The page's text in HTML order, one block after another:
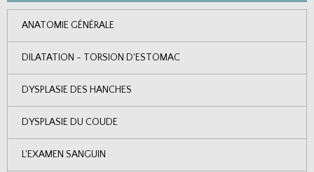
ANATOMIE GÉNÉRALE
DILATATION - TORSION D'ESTOMAC
DYSPLASIE DES HANCHES
DYSPLASIE DU COUDE
L'EXAMEN SANGUIN